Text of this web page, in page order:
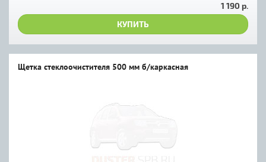
1 190 р.
КУПИТЬ
Щеткa стеклоочистителя 500 мм б/каркасная